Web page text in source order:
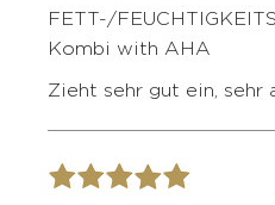
FETT-/
Kombi with AHA
Zieht sehr gut ein, sehr